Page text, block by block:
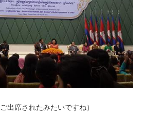
出席されたみたいですね）